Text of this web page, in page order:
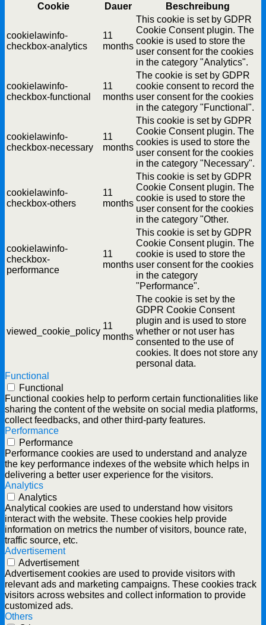
Cookie
Dauer Beschreibung
cookielawinfo-
checkbox-analytics
11
months
This cookie is set by GDPR
Cookie Consent plugin. The
cookie is used to store the
user consent for the cookies
in the category "Analytics".
cookielawinfo-
checkbox-functional
11
months
The cookie is set by GDPR
cookie consent to record the
user consent for the cookies
in the category "Functional".
cookielawinfo-
checkbox-necessary
11
months
This cookie is set by GDPR
Cookie Consent plugin. The
cookies is used to store the
user consent for the cookies
in the category "Necessary".
cookielawinfo-
checkbox-others
11
months
This cookie is set by GDPR
Cookie Consent plugin. The
cookie is used to store the
user consent for the cookies
in the category "Other.
cookielawinfo-
checkbox-
performance
11
months
This cookie is set by GDPR
Cookie Consent plugin. The
cookie is used to store the
user consent for the cookies
in the category
"Performance".
viewed_cookie_policy
11
months
The cookie is set by the
GDPR Cookie Consent
plugin and is used to store
whether or not user has
consented to the use of
cookies. It does not store any
personal data.
Functional
Functional
Functional cookies help to perform certain functionalities like
sharing the content of the website on social media platforms,
collect feedbacks, and other third-party features.
Performance
Performance
Performance cookies are used to understand and analyze
the key performance indexes of the website which helps in
delivering a better user experience for the visitors.
Analytics
Analytics
Analytical cookies are used to understand how visitors
interact with the website. These cookies help provide
information on metrics the number of visitors, bounce rate,
traffic source, etc.
Advertisement
Advertisement
Advertisement cookies are used to provide visitors with
relevant ads and marketing campaigns. These cookies track
visitors across websites and collect information to provide
customized ads.
Others